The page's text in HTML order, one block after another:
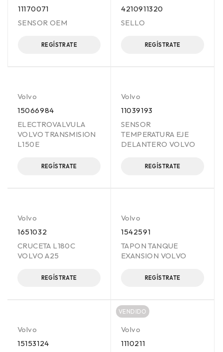
11170071
SENSOR OEM
REGÍSTRATE
4210911320
SELLO
REGÍSTRATE
Volvo
15066984
ELECTROVALVULA
VOLVO TRANSMISION
L150E
REGÍSTRATE
Volvo
11039193
SENSOR
TEMPERATURA EJE
DELANTERO VOLVO
REGÍSTRATE
Volvo
1651032
CRUCETA L180C
VOLVO A25
REGÍSTRATE
Volvo
1542591
TAPON TANQUE
EXANSION VOLVO
REGÍSTRATE
Volvo
15153124
VENDIDO
Volvo
1110211